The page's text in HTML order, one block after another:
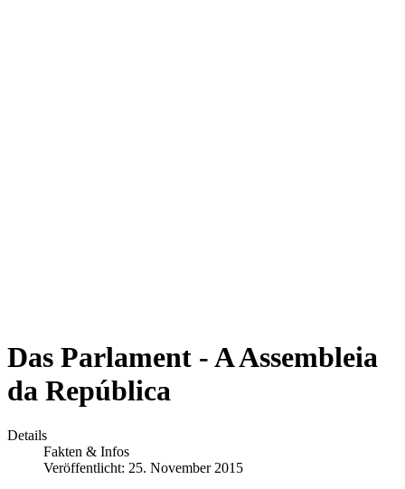
Das Parlament - A Assembleia
da República
Details
Fakten & Infos
Veröffentlicht: 25. November 2015